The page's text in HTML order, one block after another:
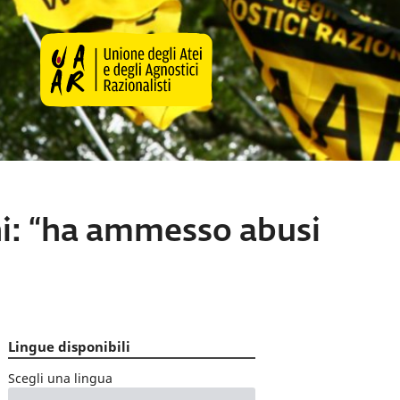
“ha ammesso abusi
Lingue disponibili
Scegli una lingua